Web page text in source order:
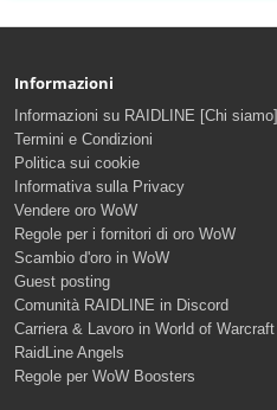
Informazioni
Informazioni su RAIDLINE [Chi siamo]
Termini e Condizioni
Politica sui cookie
Informativa sulla Privacy
Vendere oro WoW
Regole per i fornitori di oro WoW
Scambio d'oro in WoW
Guest posting
Comunità RAIDLINE in Discord
Carriera & Lavoro in World of Warcraft
RaidLine Angels
Regole per WoW Boosters